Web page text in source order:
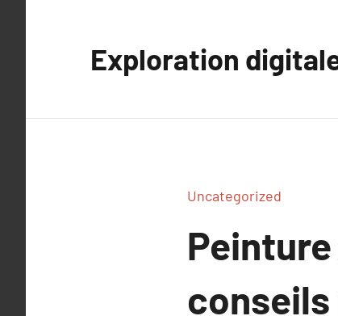
Exploration
Uncategorized